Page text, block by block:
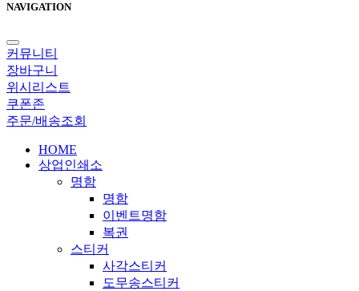
NAVIGATION
커뮤니티
장바구니
위시리스트
쿠폰존
주문/배송조회
HOME
상업인쇄소
명함
명함
이벤트명함
복권
스티커
사각스티커
도무송스티커